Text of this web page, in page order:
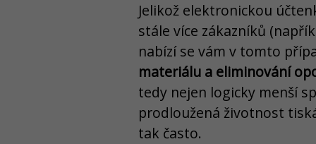
Jelikož elektronickou
stále více zákazníků
nabízí se vám v tomto
materiálu a eliminování
tedy nejen logicky menší
prodloužená životnost
tak často.